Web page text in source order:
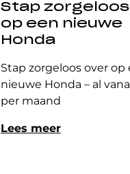
Stap
op een nieuwe
Honda
Stap zorgeloos over op
nieuwe Honda – al
per maand
Lees meer